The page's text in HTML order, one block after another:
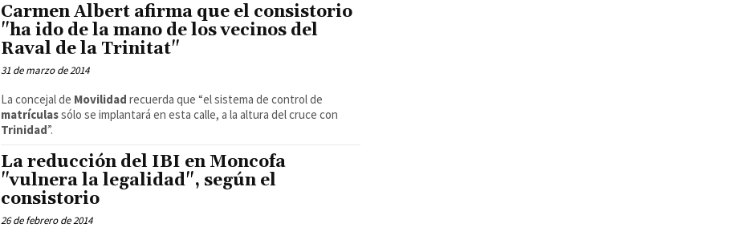
Carmen Albert afirma que el consistorio
"ha ido de la mano de los vecinos del
Raval de la Trinitat"
31 de marzo de 2014
La concejal de Movilidad recuerda que “el sistema de control de
matrículassólo se implantará en esta calle, a la altura del cruce con
Trinidad”.
La reducción del IBI en Moncofa
"vulnera la legalidad", según el
consistorio
26 de febrero de 2014